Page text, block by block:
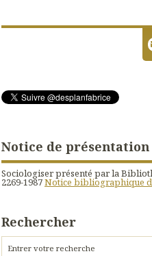
Notice de présentation
Sociologiser présenté par la
2269-1987Notice bibliographique
Rechercher